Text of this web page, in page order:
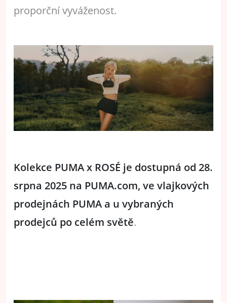
proporční vyváženost.
Kolekce PUMA x ROSÉ je dostupná od 28.
srpna 2025 na PUMA.com, ve vlajkových
prodejnách PUMA a u vybraných
prodejců po celém světě.